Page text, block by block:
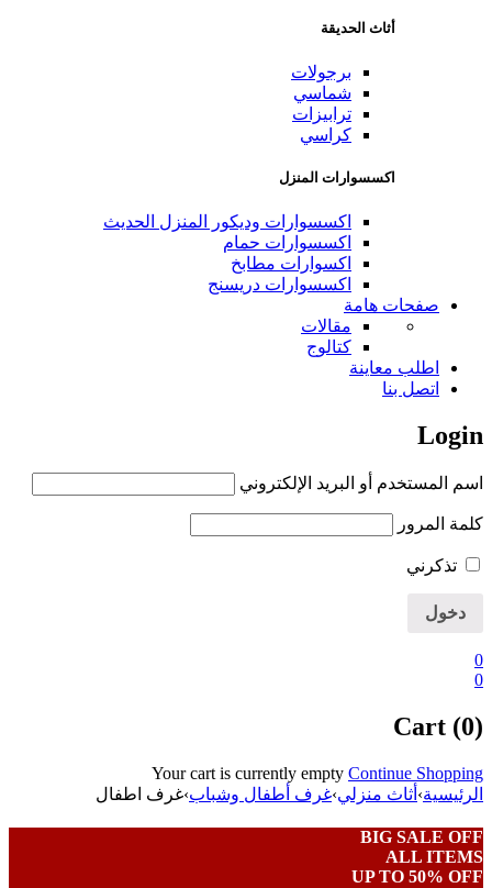
أثاث الحديقة
برجولات
شماسي
ترابيزات
كراسي
اكسسوارات المنزل
اكسسوارات وديكور المنزل الحديث
اكسسوارات حمام
اكسوارات مطابخ
اكسسوارات دريسنج
صفحات هامة
مقالات
كتالوج
اطلب معاينة
اتصل بنا
Login
اسم المستخدم أو البريد الإلكتروني
كلمة المرور
تذكرني
0
0
Cart (0)
Your cart is currently empty Continue Shopping
الرئيسية› أثاث منزلي›غرف أطفال وشباب›غرف اطفال
BIG SALE OFF
ALL ITEMS
UP TO 50% OFF